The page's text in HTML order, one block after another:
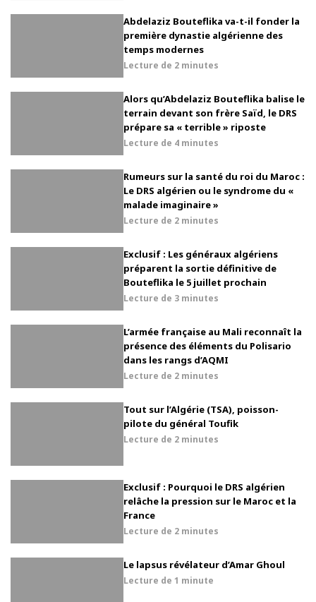
Abdelaziz Bouteflika va-t-il fonder la
première dynastie algérienne des
temps modernes
Lecture de 2 minutes
Alors qu’Abdelaziz Bouteflika balise le
terrain devant son frère Saïd, le DRS
prépare sa « terrible » riposte
Lecture de 4 minutes
Rumeurs sur la santé du roi du Maroc :
Le DRS algérien ou le syndrome du «
malade imaginaire »
Lecture de 2 minutes
Exclusif : Les généraux algériens
préparent la sortie définitive de
Bouteflika le 5 juillet prochain
Lecture de 3 minutes
L’armée française au Mali reconnaît la
présence des éléments du Polisario
dans les rangs d’AQMI
Lecture de 2 minutes
Tout sur l’Algérie (TSA), poisson-
pilote du général Toufik
Lecture de 2 minutes
Exclusif : Pourquoi le DRS algérien
relâche la pression sur le Maroc et la
France
Lecture de 2 minutes
Le lapsus révélateur d’Amar Ghoul
Lecture de 1 minute